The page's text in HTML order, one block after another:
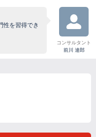
性を習得でき
コンサルタント
前川 達郎